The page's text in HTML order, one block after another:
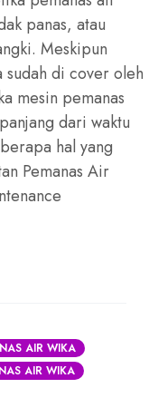
panas, atau
Meskipun
di cover oleh
mesin pemanas
dari waktu
hal yang
Pemanas Air
AIR WIKA
AIR WIKA